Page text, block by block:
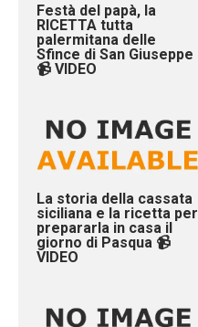
Festà del papà, la
RICETTA tutta
palermitana delle
Sfince di San Giuseppe
📹 VIDEO
La storia della cassata
siciliana e la ricetta per
prepararla in casa il
giorno di Pasqua 📹
VIDEO